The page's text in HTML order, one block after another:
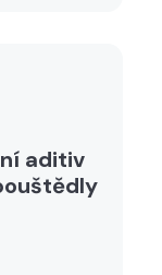
aditiv